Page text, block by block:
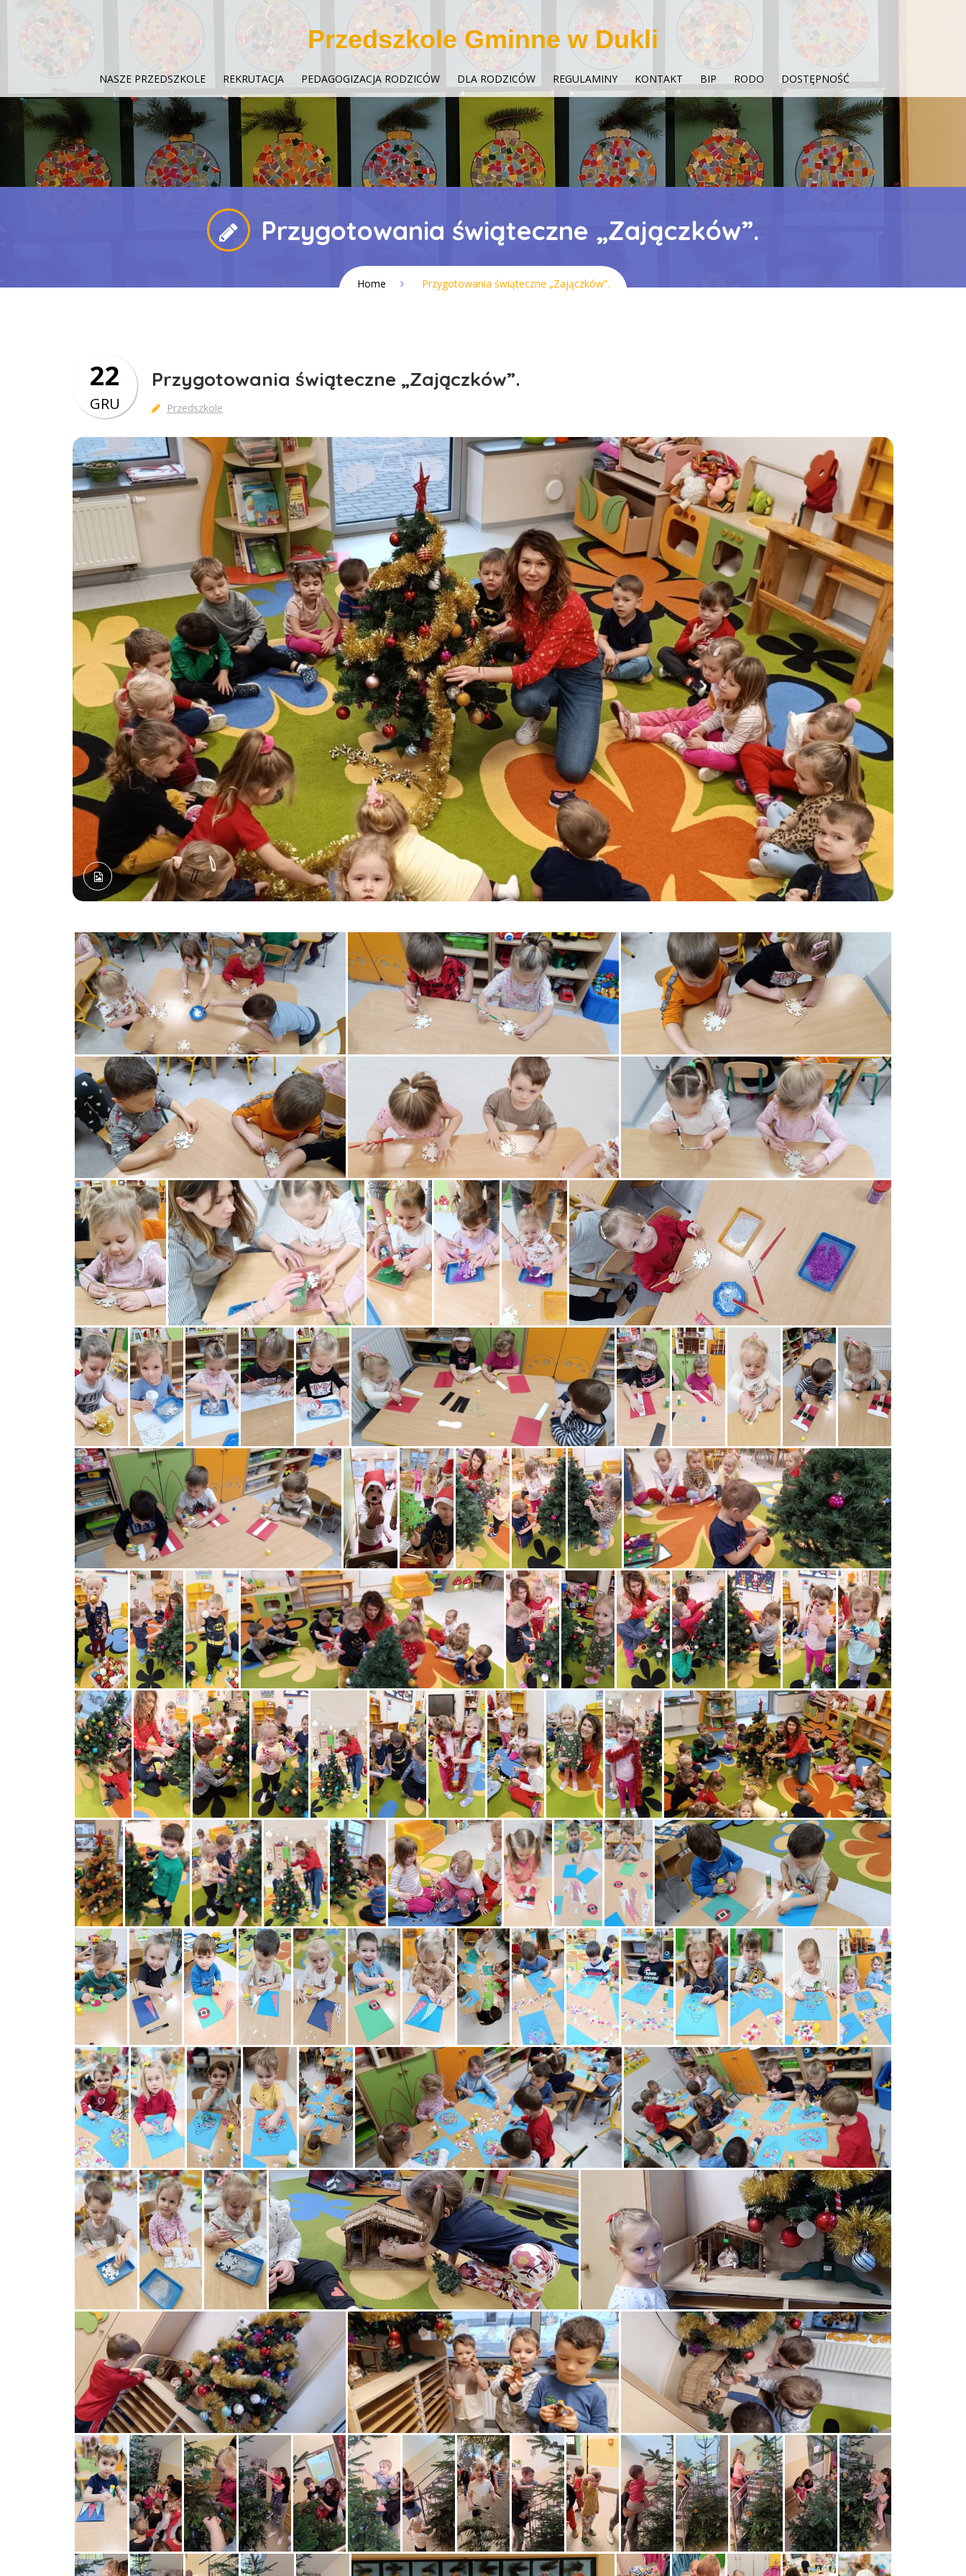
Przedszkole Gminne w Dukli
NASZE PRZEDSZKOLE REKRUTACJA PEDAGOGIZACJA RODZICÓW DLA RODZICÓW REGULAMINY KONTAKT BIP RODO DOSTĘPNOŚĆ
Przygotowania świąteczne „Zajączków”.
Home Przygotowania świąteczne „Zajączków”.
Przygotowania świąteczne „Zajączków”.
Przedszkole
22
GRU